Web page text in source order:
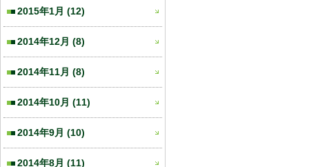
2015年1月 (12)
2014年12月 (8)
2014年11月 (8)
2014年10月 (11)
2014年9月 (10)
2014年8月 (11)